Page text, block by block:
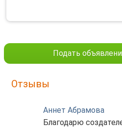
Подать
Отзывы
Аннет Абрамова
Благодарю